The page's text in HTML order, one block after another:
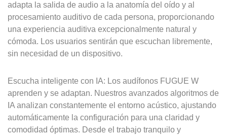
adapta la salida de audio a la anatomía del oído y al
procesamiento auditivo de cada persona, proporcionando
una experiencia auditiva excepcionalmente natural y
cómoda. Los usuarios sentirán que escuchan libremente,
sin necesidad de un dispositivo.
Escucha inteligente con IA: Los audífonos FUGUE W
aprenden y se adaptan. Nuestros avanzados algoritmos de
IA analizan constantemente el entorno acústico, ajustando
automáticamente la configuración para una claridad y
comodidad óptimas. Desde el trabajo tranquilo y